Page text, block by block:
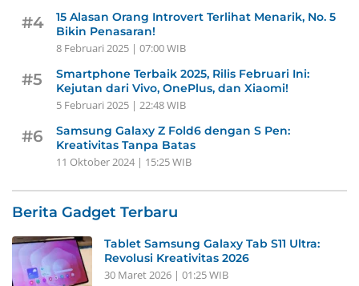
#4
15 Alasan Orang Introvert Terlihat Menarik, No. 5
Bikin Penasaran!
8 Februari 2025 | 07:00 WIB
#5
Smartphone Terbaik 2025, Rilis Februari Ini:
Kejutan dari Vivo, OnePlus, dan Xiaomi!
5 Februari 2025 | 22:48 WIB
#6
Samsung Galaxy Z Fold6 dengan S Pen:
Kreativitas Tanpa Batas
11 Oktober 2024 | 15:25 WIB
Berita Gadget Terbaru
Tablet Samsung Galaxy Tab S11 Ultra:
Revolusi Kreativitas 2026
30 Maret 2026 | 01:25 WIB